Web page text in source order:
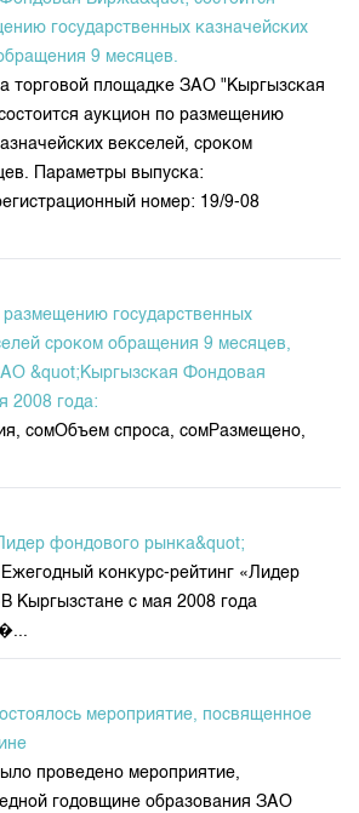
государственных казначейских
9 месяцев.
торговой площадке ЗАО "Кыргызская
аукцион по размещению
векселей, сроком
Параметры выпуска:
номер: 19/9-08
размещению государственных
сроком обращения 9 месяцев,
&quot;Кыргызская Фондовая
2008 года:
сомОбъем спроса, сомРазмещено,
фондового рынка&quot;
конкурс-рейтинг «Лидер
Кыргызстане с мая 2008 года
мероприятие, посвященное
проведено мероприятие,
годовщине образования ЗАО